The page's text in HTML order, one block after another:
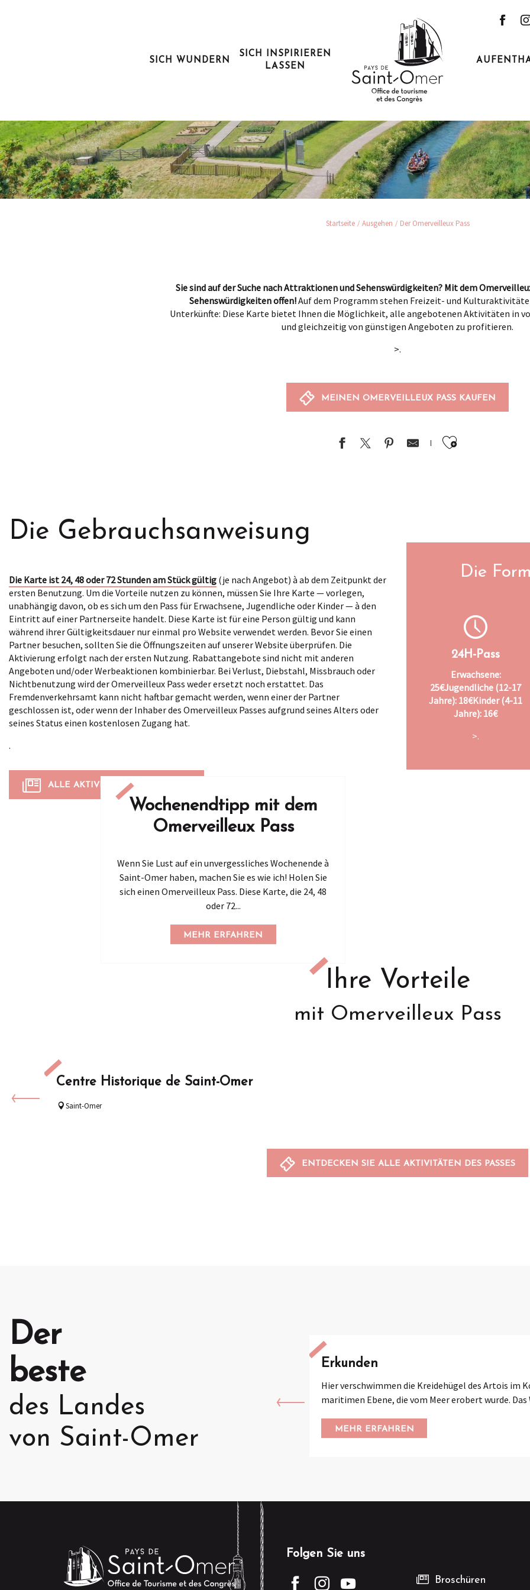
SICH WUNDERN
SICH INSPIRIEREN
LASSEN
Der Omerveilleux
Startseite Ausgehen Der Omerveilleux Pass
Sie sind auf der Suche nach Attraktionen und Sehenswürdigkeiten? Mit dem
Sehenswürdigkeiten offen!Auf dem Programm stehen Freizeit- und
Unterkünfte: Diese Karte bietet Ihnen die Möglichkeit, alle angebotenen Aktivitäten in
und gleichzeitig von günstigen Angeboten zu profitieren.
>.
MEINEN OMERVEILLEUX PASS KAUFEN
Ajouter
Die Gebrauchsanweisung
Die Karte ist 24, 48 oder 72 Stunden am Stück gültig (je nach Angebot) à ab dem Zeitpunkt der
ersten Benutzung. Um die Vorteile nutzen zu können, müssen Sie Ihre Karte — vorlegen,
unabhängig davon, ob es sich um den Pass für Erwachsene, Jugendliche oder Kinder — à den
Eintritt auf einer Partnerseite handelt. Diese Karte ist für eine Person gültig und kann
während ihrer Gültigkeitsdauer nur einmal pro Website verwendet werden. Bevor Sie einen
Partner besuchen, sollten Sie die Öffnungszeiten auf unserer Website überprüfen. Die
Aktivierung erfolgt nach der ersten Nutzung. Rabattangebote sind nicht mit anderen
Angeboten und/oder Werbeaktionen kombinierbar. Bei Verlust, Diebstahl, Missbrauch oder
Nichtbenutzung wird der Omerveilleux Pass weder ersetzt noch erstattet. Das
Fremdenverkehrsamt kann nicht haftbar gemacht werden, wenn einer der Partner
geschlossen ist, oder wenn der Inhaber des Omerveilleux Passes aufgrund seines Alters oder
seines Status einen kostenlosen Zugang hat.
.
ALLE AKTIVITÄTEN ENTDECKEN
Die
24H-Pass
Erwachsene:
25€Jugendliche (12-17
Jahre): 18€Kinder (4-11
Jahre): 16€
>.
Wochenendtipp mit dem
Omerveilleux Pass
Wenn Sie Lust auf ein unvergessliches Wochenende à
Saint-Omer haben, machen Sie es wie ich! Holen Sie
sich einen Omerveilleux Pass. Diese Karte, die 24, 48
oder 72...
MEHR ERFAHREN
Ihre Vorteile
mit Omerveilleux Pass
Centre Historique de Saint-Omer
Saint-Omer
ENTDECKEN SIE ALLE AKTIVITÄTEN DES PASSES
Der
beste
des Landes
von Saint-Omer
Erkunden
Hier verschwimmen die Kreidehügel des Artois im
maritimen Ebene, die vom Meer erobert wurde.
MEHR ERFAHREN
Folgen Sie uns
Broschüren